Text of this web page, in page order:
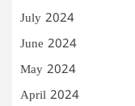
July 2024
June 2024
May 2024
April 2024